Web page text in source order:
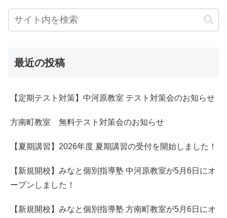
最近の投稿
【定期テスト対策】中河原教室 テスト対策会のお知らせ
方南町教室 無料テスト対策会のお知らせ
【夏期講習】2026年度 夏期講習の受付を開始しました！
【新規開校】みなと個別指導塾 中河原教室が5月6日にオ
ープンしました！
【新規開校】みなと個別指導塾 方南町教室が5月6日にオ